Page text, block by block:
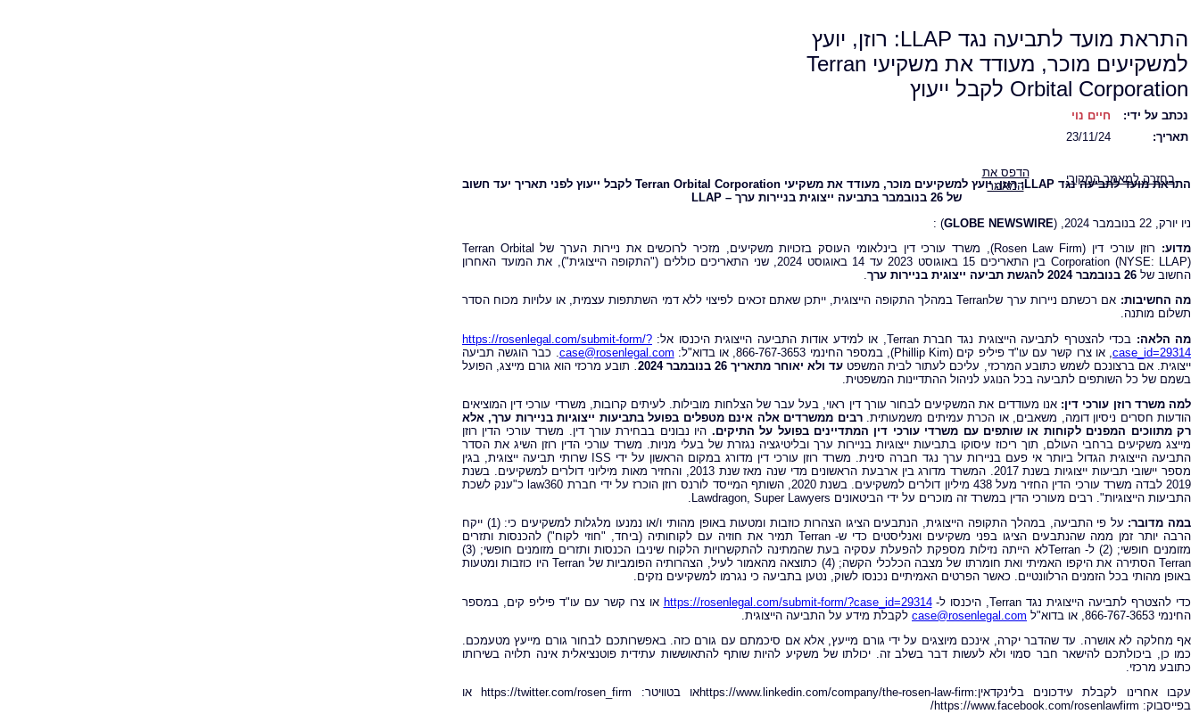
התראת מועד לתביעה נגד LLAP: רוזן, יועץ
למשקיעים מוכר, מעודד את משקיעי Terran
Orbital Corporation לקבל ייעוץ
נכתב על ידי:
חיים נוי
תאריך:
23/11/24
בחזרה למאמר המקורי
הדפס את
המאמר
התראת מועד לתביעה נגד LLAP: רוזן, יועץ למשקיעים מוכר, מעודד את משקיעי Terran Orbital Corporation לקבל ייעוץ לפני תאריך יעד חשוב
של 26 בנובמבר בתביעה ייצוגית בניירות ערך –
LLAP
ניו יורק, 22 בנובמבר 2024, (
GLOBE NEWSWIRE
) :
מדוע:
רוזן עורכי דין (Rosen Law Firm), משרד עורכי דין בינלאומי העוסק בזכויות משקיעים, מזכיר לרוכשים את ניירות הערך של Terran Orbital
Corporation (NYSE: LLAP) בין התאריכים 15 באוגוסט 2023 עד 14 באוגוסט 2024, שני התאריכים כוללים ("התקופה הייצוגית"), את המועד האחרון
החשוב של
להגשת תביעה ייצוגית בניירות ערך
מה החשיבות:
אם רכשתם ניירות ערך שלTerran במהלך התקופה הייצוגית, ייתכן שאתם זכאים לפיצוי ללא דמי השתתפות עצמית, או עלויות מכוח הסדר
תשלום מותנה.
מה הלאה: בכדי להצטרף לתביעה הייצוגית נגד חברת Terran, או למידע אודות התביעה הייצוגית היכנסו אל:
https://rosenlegal.com/submit-form/?
case_id=29314, או צרו קשר עם עו"ד פיליפ קים (Phillip Kim), במספר החינמי 866-767-3653, או בדוא"ל: case@rosenlegal.com
כבר הוגשה תביעה
ייצוגית.אם ברצונכם לשמש כתובע המרכזי, עליכם לעתור לבית המשפט עד ולא יאוחר מתאריך 26 בנובמבר 2024
תובע מרכזי הוא גורם מייצג, הפועל
בשמם של כל השותפים לתביעה בכל הנוגע לניהול ההתדיינות המשפטית.
למה משרד רוזן עורכי דין: אנו מעודדים את המשקיעים לבחור עורך דין ראוי, בעל עבר של הצלחות מובילות. לעיתים קרובות, משרדי עורכי דין המוציאים
הודעות חסרים ניסיון דומה, משאבים, או הכרת עמיתים משמעותית.רבים ממשרדים אלה אינם מטפלים בפועל בתביעות ייצוגיות בניירות ערך, אלא
רק מתווכים המפנים לקוחות או שותפים עם משרדי עורכי דין המתדיינים בפועל על התיקים. היו נבונים בבחירת עורך דין. משרד עורכי הדין רוזן
מייצג משקיעים ברחבי העולם, תוך ריכוז עיסוקו בתביעות ייצוגיות בניירות ערך ובליטיגציה נגזרת של בעלי מניות. משרד עורכי הדין רוזן השיג את הסדר
התביעה הייצוגית הגדול ביותר אי פעם בניירות ערך נגד חברה סינית. משרד רוזן עורכי דין מדורג במקום הראשון על ידי ISS שרותי תביעה ייצוגית, בגין
מספר יישובי תביעות ייצוגיות בשנת 2017. המשרד מדורג בין ארבעת הראשונים מדי שנה מאז שנת 2013, והחזיר מאות מיליוני דולרים למשקיעים. בשנת
2019 לבדה משרד עורכי הדין החזיר מעל 438 מיליון דולרים למשקיעים. בשנת 2020, השותף המייסד לורנס רוזן הוכרז על ידי חברת law360 כ"ענק לשכת
התביעות הייצוגיות". רבים מעורכי הדין במשרד זה מוכרים על ידי הביטאונים Lawdragon, Super Lawyers.
במה מדובר:
על פי התביעה, במהלך התקופה הייצוגית, הנתבעים הציגו הצהרות כוזבות ומטעות באופן מהותי ו/או נמנעו מלגלות למשקיעים כי: (1) ייקח
הרבה יותר זמן ממה שהנתבעים הציגו בפני משקיעים ואנליסטים כדי ש- Terran תמיר את חוזיה עם לקוחותיה (ביחד, "חוזי לקוח") להכנסות ותזרים
מזומנים חופשי; (2) ל- Terranלא הייתה נזילות מספקת להפעלת עסקיה בעת שהמתינה להתקשרויות הלקוח שיניבו הכנסות ותזרים מזומנים חופשי; (3)
Terran הסתירה את היקפו האמיתי ואת חומרתו של מצבה הכלכלי הקשה; (4) כתוצאה מהאמור לעיל, הצהרותיה הפומביות של Terran היו כוזבות ומטעות
באופן מהותי בכל הזמנים הרלוונטיים. כאשר הפרטים האמיתיים נכנסו לשוק, נטען בתביעה כי נגרמו למשקיעים נזקים.
כדי להצטרף לתביעה הייצוגית נגד Terran, היכנסו ל-https://rosenlegal.com/submit-form/?case_id=29314 או צרו קשר עם עו"ד פיליפ קים, במספר
החינמי 866-767-3653, או בדוא"ל
case@rosenlegal.com לקבלת מידע על התביעה הייצוגית.
אף מחלקה לא אושרה. עד שהדבר יקרה, אינכם מיוצגים על ידי גורם מייעץ, אלא אם סיכמתם עם גורם כזה. באפשרותכם לבחור גורם מייעץ מטעמכם.
כמו כן, ביכולתכם להישאר חבר סמוי ולא לעשות דבר בשלב זה. יכולתו של משקיע להיות שותף להתאוששות עתידית פוטנציאלית אינה תלויה בשירותו
כתובע מרכזי.
עקבו אחרינו לקבלת עידכונים בלינקדאין:https://www.linkedin.com/company/the-rosen-law-firmאו בטוויטר: https://twitter.com/rosen_firm או
בפייסבוק: https://www.facebook.com/rosenlawfirm/